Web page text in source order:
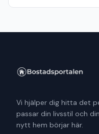
Vi hjälper dig hitta det
passar din livsstil och
nytt hem börjar här.